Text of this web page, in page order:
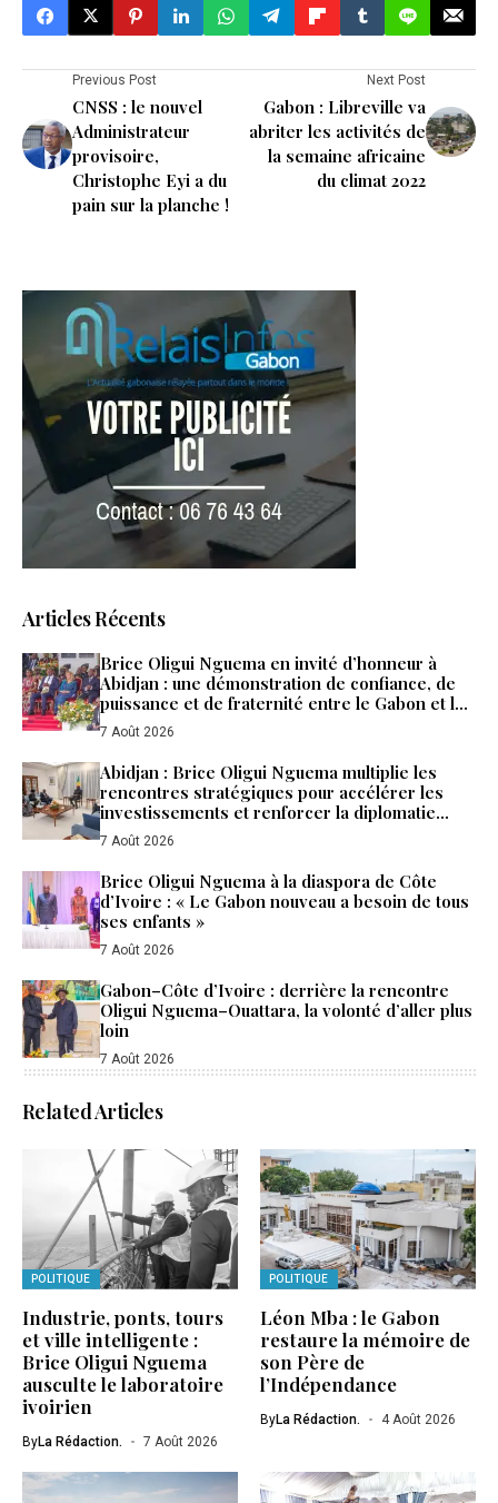
Previous Post
CNSS : le nouvel
Administrateur
provisoire,
Christophe Eyi a du
pain sur la planche !
Next Post
Gabon : Libreville va
abriter les activités de
la semaine africaine
du climat 2022
Articles Récents
Brice Oligui Nguema en invité d’honneur à
Abidjan : une démonstration de confiance, de
puissance et de fraternité entre le Gabon et la
Côte d’Ivoire
7 Août 2026
Abidjan : Brice Oligui Nguema multiplie les
rencontres stratégiques pour accélérer les
investissements et renforcer la diplomatie
économique du Gabon
7 Août 2026
Brice Oligui Nguema à la diaspora de Côte
d’Ivoire : « Le Gabon nouveau a besoin de tous
ses enfants »
7 Août 2026
Gabon–Côte d’Ivoire : derrière la rencontre
Oligui Nguema–Ouattara, la volonté d’aller plus
loin
7 Août 2026
Related Articles
POLITIQUE
Industrie, ponts, tours
et ville intelligente :
Brice Oligui Nguema
ausculte le laboratoire
ivoirien
ByLa Rédaction. 7 Août 2026
POLITIQUE
Léon Mba : le Gabon
restaure la mémoire de
son Père de
l’Indépendance
ByLa Rédaction. 4 Août 2026